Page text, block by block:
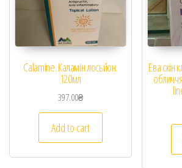
Calamine. Каламін лосьйон.
120мл
397.00₴
Add to cart
Ева скін